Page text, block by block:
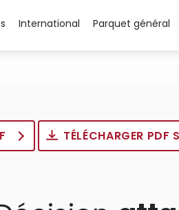
International Parquet général
TÉLÉCHARGER PDF